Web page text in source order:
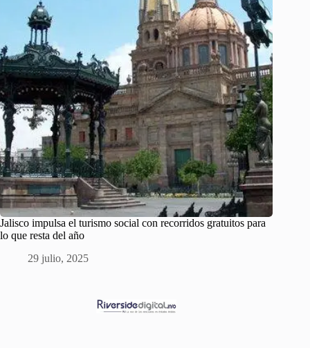
Jalisco impulsa el turismo social con recorridos gratuitos para
lo que resta del año
29 julio, 2025